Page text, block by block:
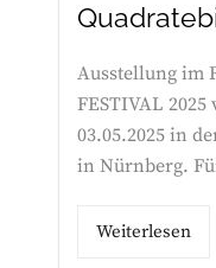
Ausstellung im
FESTIVAL 2025
03.05.2025 in
in Nürnberg.
Weiterlesen